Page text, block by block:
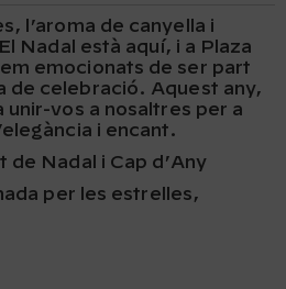
l’aroma de canyella i
Nadal està aquí, i a Plaza
emocionats de ser part
de celebració. Aquest any,
vos a nosaltres per a
i encant.
de Nadal i Cap d’Any
per les estrelles,